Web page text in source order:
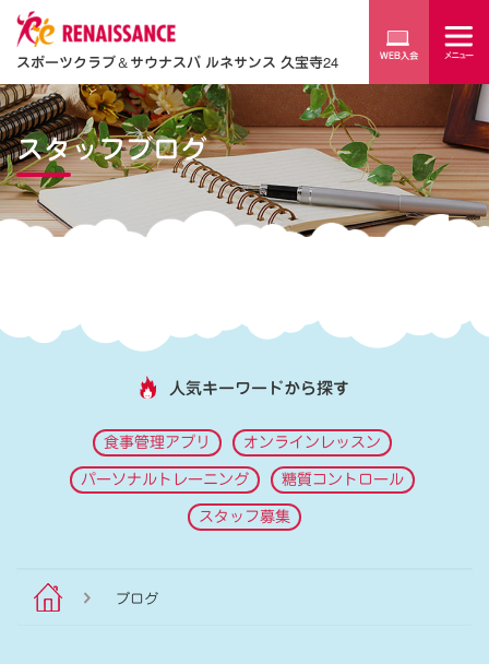
スポーツクラブ＆サウナスパ ルネサンス 久宝寺24
スタッフブログ
人気キーワードから探す
食事管理アプリ オンラインレッスン
パーソナルトレーニング 糖質コントロール
スタッフ募集
ブログ